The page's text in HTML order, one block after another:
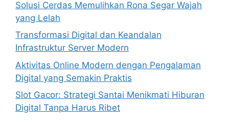
Solusi Cerdas Memulihkan Rona Segar Wajah
yang Lelah
Transformasi Digital dan Keandalan
Infrastruktur Server Modern
Aktivitas Online Modern dengan Pengalaman
Digital yang Semakin Praktis
Slot Gacor: Strategi Santai Menikmati Hiburan
Digital Tanpa Harus Ribet